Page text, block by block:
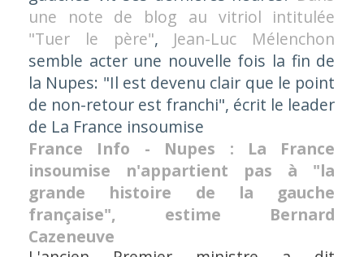
une note de blog au vitriol intitulée
"Tuer le père", Jean-Luc Mélenchon
semble acter une nouvelle fois la fin de
la Nupes: "Il est devenu clair que le point
de non-retour est franchi", écrit le leader
de La France insoumise
France Info - Nupes : La France
insoumise n'appartient pas à "la
grande histoire de la gauche
française", estime Bernard
Cazeneuve